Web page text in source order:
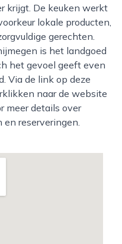
krijgt. De keuken werkt
lokale producten,
gerechten.
is het landgoed
het gevoel geeft even
Via de link op deze
naar de website
meer details over
reserveringen.